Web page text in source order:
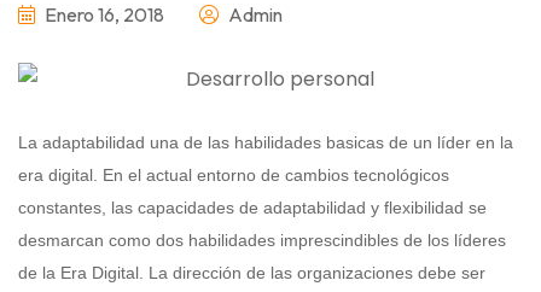
Enero 16, 2018 Admin
La adaptabilidad una de las habilidades basicas de un líder en la
era digital. En el actual entorno de cambios tecnológicos
constantes, las capacidades de adaptabilidad y flexibilidad se
desmarcan como dos habilidades imprescindibles de los líderes
de la Era Digital. La dirección de las organizaciones debe ser